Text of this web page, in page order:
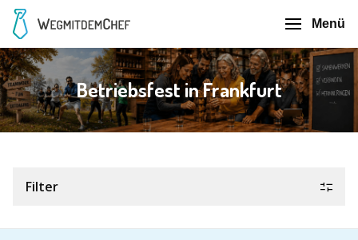
Menü
Betriebsfest in Frankfurt
Filter